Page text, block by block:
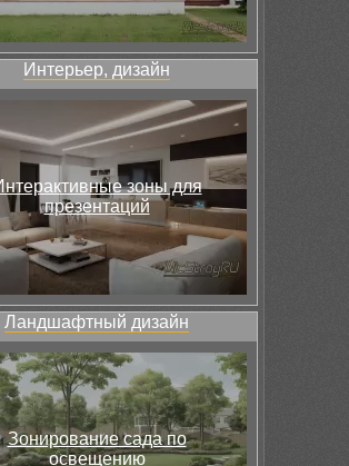
Интерьер, дизайн
зоны для
презентаций
Ландшафтный дизайн
Зонирование сада по
освещению